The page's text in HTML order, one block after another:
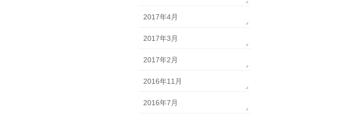
2017年4月
2017年3月
2017年2月
2016年11月
2016年7月